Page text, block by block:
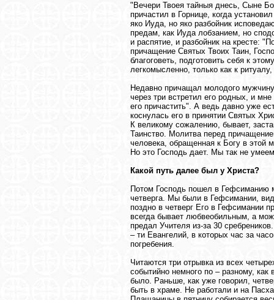
"Вечери Твоея тайныя днесь, Сыне
причастил в Горнице, когда
яко Иуда, но яко разбойник
предам, как Иуда лобзанием, но
и распятие, и разбойник на кресте:
причащение Святых Твоих Таин,
благоговеть, подготовить себя к
легкомысленно, только как к
Недавно причащал молодого
через три встретил его родных, и
его причастить". А ведь давно уже
коснулась его в принятии Святых
К великому сожалению, бывает,
Таинство. Молитва перед
человека, обращенная к Богу в этой
Но это Господь дает. Мы так не
Какой путь далее был у Христа?
Потом Господь пошел в Гефсиманию
четверга. Мы были в Гефсимании,
поздно в четверг Его в Гефсимании
всегда бывает любвеобильным, а
предал Учителя из-за 30
– ти Евангелий, в которых час за
погребения.
Читаются три отрывка из всех
событийно немного по – разному,
было. Раньше, как уже говорил,
быть в храме. Не работали и на